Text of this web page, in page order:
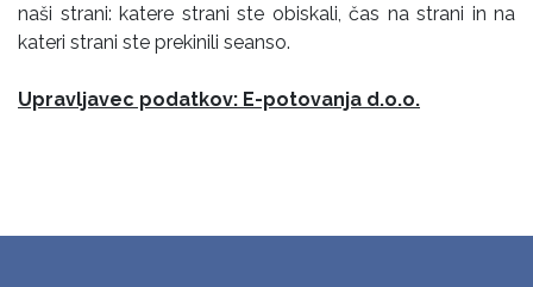
naši strani: katere strani ste obiskali, čas na strani in na
kateri strani ste prekinili seanso.
Upravljavec podatkov: E-potovanja d.o.o.